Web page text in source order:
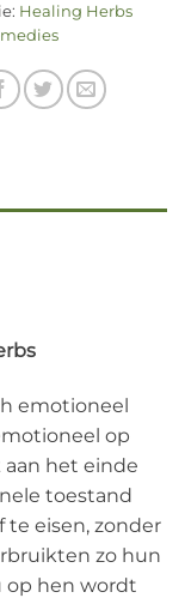
Healing Herbs
emotioneel
op
aan het einde
toestand
te eisen, zonder
zo hun
op hen wordt